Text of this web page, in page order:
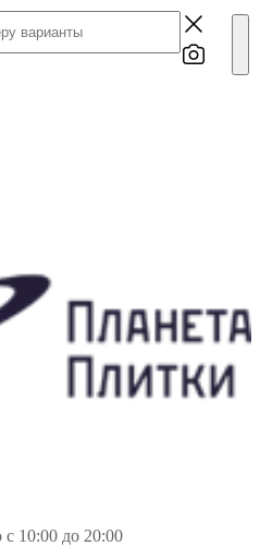
10:00 до 20:00